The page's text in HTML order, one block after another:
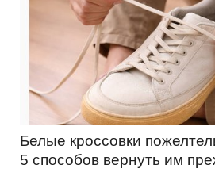
Белые кроссовки
5 способов вернуть им